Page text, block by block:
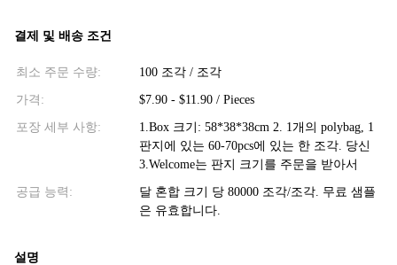
결제 및 배송 조건
최소 주문 수량: 100 조각 / 조각
가격: $7.90 - $11.90 / Pieces
포장 세부 사항:
1.Box 크기: 58*38*38cm 2. 1개의 polybag, 1
판지에 있는 60-70pcs에 있는 한 조각. 당신
3.Welcome는 판지 크기를 주문을 받아서
공급 능력:
달 혼합 크기 당 80000 조각/조각. 무료 샘플
은 유효합니다.
설명